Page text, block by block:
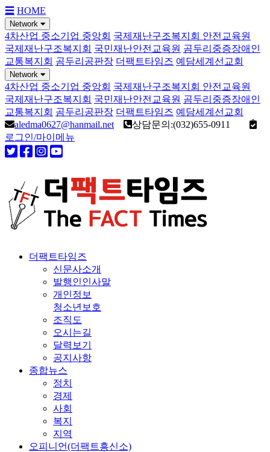
☰ HOME
Network
4차산업 중소기업 중앙회 국제재난구조복지회 안전교육원
국제재난구조복지회 국민재난안전교육원 곰두리중증장애인
교통복지회 곰두리공판장 더팩트타임즈 예담세계선교회
Network
4차산업 중소기업 중앙회 국제재난구조복지회 안전교육원
국제재난구조복지회 국민재난안전교육원 곰두리중증장애인
교통복지회 곰두리공판장 더팩트타임즈 예담세계선교회
aledma0627@hanmail.net
상담문의:(032)655-0911
로그인/마이메뉴
더팩트타임즈
신문사소개
발행인인사말
개인정보
청소년보호
조직도
오시는길
달력보기
공지사항
종합뉴스
정치
경제
사회
복지
지역
오피니언(더팩트흥신소)